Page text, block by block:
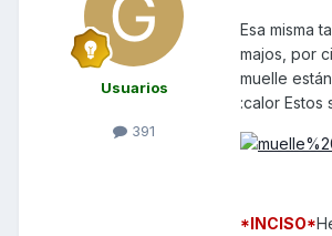
Usuarios
391
Esa misma
majos, por
muelle
:calor Estos
*INCISO*